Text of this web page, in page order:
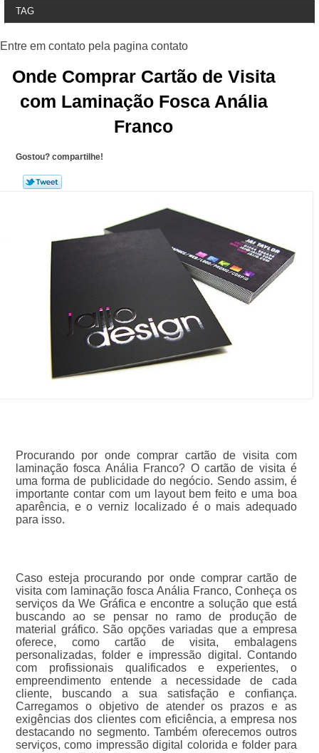
TAG
Onde Comprar Cartão de Visita
com Laminação Fosca Anália
Franco
Gostou? compartilhe!
Procurando por onde comprar cartão de visita com
laminação fosca Anália Franco? O cartão de visita é
uma forma de publicidade do negócio. Sendo assim, é
importante contar com um layout bem feito e uma boa
aparência, e o verniz localizado é o mais adequado
para isso.
Caso esteja procurando por onde comprar cartão de
visita com laminação fosca Anália Franco, Conheça os
serviços da We Gráfica e encontre a solução que está
buscando ao se pensar no ramo de produção de
material gráfico. São opções variadas que a empresa
oferece, como cartão de visita, embalagens
personalizadas, folder e impressão digital. Contando
com profissionais qualificados e experientes, o
empreendimento entende a necessidade de cada
cliente, buscando a sua satisfação e confiança.
Carregamos o objetivo de atender os prazos e as
exigências dos clientes com eficiência, a empresa nos
destacando no segmento. Também oferecemos outros
serviços, como impressão digital colorida e folder para